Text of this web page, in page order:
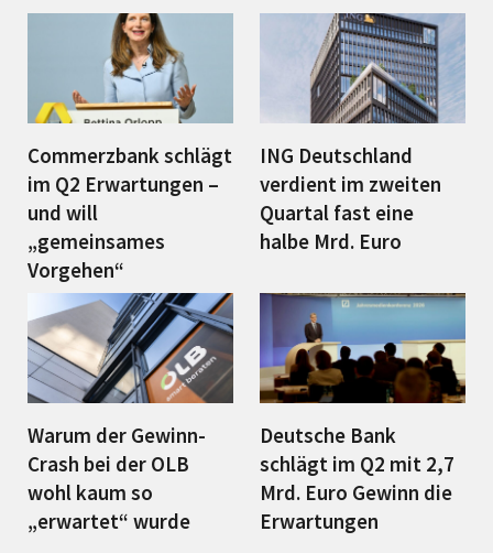
Commerzbank schlägt
im Q2 Erwartungen –
und will
„gemeinsames
Vorgehen“
ING Deutschland
verdient im zweiten
Quartal fast eine
halbe Mrd. Euro
Warum der Gewinn-
Crash bei der OLB
wohl kaum so
„erwartet“ wurde
Deutsche Bank
schlägt im Q2 mit 2,7
Mrd. Euro Gewinn die
Erwartungen